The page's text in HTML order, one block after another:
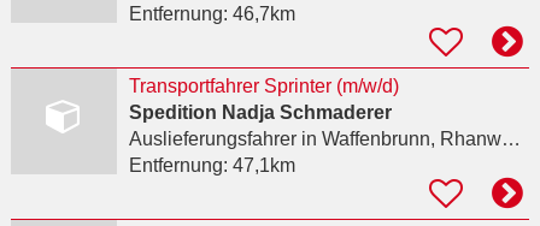
Entfernung: 46,7km
Transportfahrer Sprinter (m/w/d)
Spedition Nadja Schmaderer
Auslieferungsfahrerin Waffenbrunn, Rhanwalting
Entfernung: 47,1km